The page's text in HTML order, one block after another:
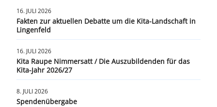
16. JULI 2026
Fakten zur aktuellen Debatte um die Kita-Landschaft in
Lingenfeld
16. JULI 2026
Kita Raupe Nimmersatt / Die Auszubildenden für das
Kita-Jahr 2026/27
8. JULI 2026
Spendenübergabe